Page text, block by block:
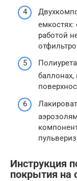
емкостях:
работой
Инструкция
покрытия на